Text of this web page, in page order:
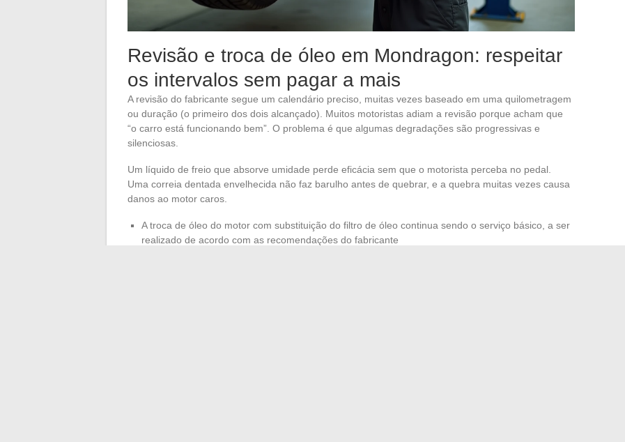
Revisão e troca de óleo em Mondragon: respeitar
os intervalos sem pagar a mais
A revisão do fabricante segue um calendário preciso, muitas vezes baseado em uma quilometragem
ou duração (o primeiro dos dois alcançado). Muitos motoristas adiam a revisão porque acham que
“o carro está funcionando bem”. O problema é que algumas degradações são progressivas e
silenciosas.
Um líquido de freio que absorve umidade perde eficácia sem que o motorista perceba no pedal.
Uma correia dentada envelhecida não faz barulho antes de quebrar, e a quebra muitas vezes causa
danos ao motor caros.
A troca de óleo do motor com substituição do filtro de óleo continua sendo o serviço básico, a ser
realizado de acordo com as recomendações do fabricante